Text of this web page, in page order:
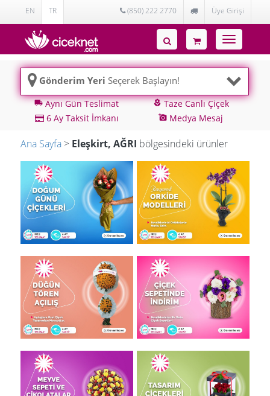
EN TR (850) 222 2770 Üye Girişi
Toggle
navigation
Gönderim Yeri Seçerek Başlayın!
local_shippingAynı Gün Teslimat local_floristTaze Canlı Çiçek
6 Ay Taksit İmkanı
add_a_photo Medya Mesaj
Ana Sayfa > Eleşkirt, AĞRI bölgesindeki ürünler